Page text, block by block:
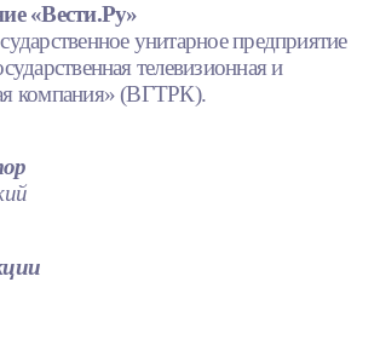
«Вести.Ру»
унитарное предприятие
телевизионная и
компания» (ВГТРК).